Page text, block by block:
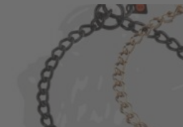
mehrere
Varianten
auf.
Optionen